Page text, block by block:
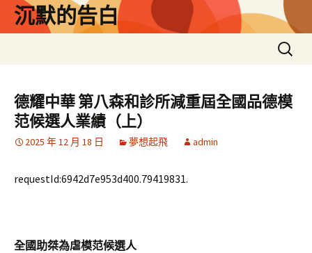
沉默的告白
搜
尋
鍵
字:
德耀中華 第八森和診所減重屆全國品德模
范候選人業績（上）
2025 年 12 月 18 日 夢想起飛 admin
requestId:6942d7e953d400.79419831.
全國助桀為虐模范候選人